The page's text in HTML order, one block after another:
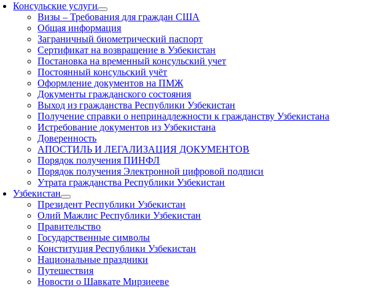
Консульские услуги
Визы – Требования для граждан США
Общая информация
Заграничный биометрический паспорт
Сертификат на возвращение в Узбекистан
Постановка на временный консульский учет
Постоянный консульский учёт
Оформление документов на ПМЖ
Документы гражданского состояния
Выход из гражданства Республики Узбекистан
Получение справки о непринадлежности к гражданству Узбекистана
Истребование документов из Узбекистана
Доверенность
АПОСТИЛЬ И ЛЕГАЛИЗАЦИЯ ДОКУМЕНТОВ
Порядок получения ПИНФЛ
Порядок получения Электронной цифровой подписи
Утрата гражданства Республики Узбекистан
Узбекистан
Президент Республики Узбекистан
Олий Мажлис Республики Узбекистан
Правительство
Государственные символы
Конституция Республики Узбекистан
Национальные праздники
Путешествия
Новости о Шавкате Мирзиееве